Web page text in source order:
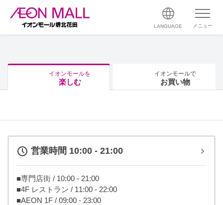
LANGUAGE メニュー
イオンモールを
楽しむ
イオンモールで
お買い物
営業時間 10:00 - 21:00
■専門店街 / 10:00 - 21:00
■4F レストラン / 11:00 - 22:00
■AEON 1F / 09:00 - 23:00